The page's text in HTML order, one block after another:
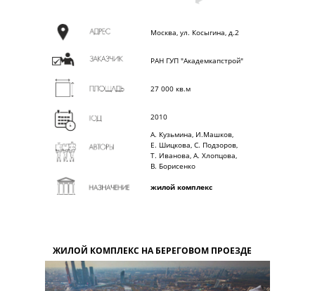
Москва, ул. Косыгина, д.2
РАН ГУП "Академкапстрой"
27 000 кв.м
2010
А. Кузьмина, И.Машков,
Е. Шицкова, С. Подзоров,
Т. Иванова, А. Хлопцова,
В. Борисенко
жилой комплекс
ЖИЛОЙ КОМПЛЕКС НА БЕРЕГОВОМ ПРОЕЗДЕ